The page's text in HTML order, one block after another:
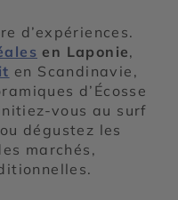
d’expériences.
en Laponie,
en Scandinavie,
d’Écosse
vous au surf
dégustez les
marchés,